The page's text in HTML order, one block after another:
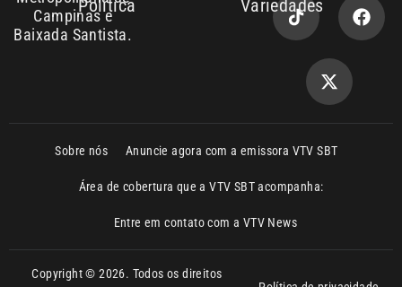
Anuncie agora com a emissora VTV SBT
Copyright © 2026. Todos os direitos